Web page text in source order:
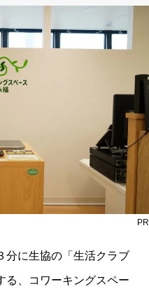
PR
分に生協の「生活クラブ
る、コワーキングスペー